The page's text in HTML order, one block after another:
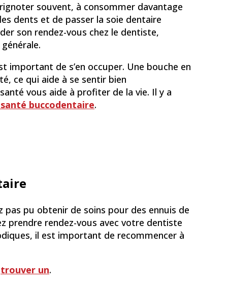
souvent, à consommer davantage
dents et de passer la soie dentaire
son rendez-vous chez le dentiste,
important de s’en occuper. Une bouche en
ce qui aide à se sentir bien
vous aide à profiter de la vie. Il y a
buccodentaire.
pas pu obtenir de soins pour des ennuis de
prendre rendez-vous avec votre dentiste
il est important de recommencer à
trouver un.